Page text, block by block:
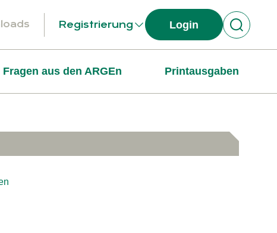
Registrierung Login
Fragen aus den ARGEn Printausgaben